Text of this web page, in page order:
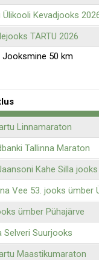
Ülikooli Kevadjooks
TARTU 2026
Jooksmine 50 km
Linnamaraton
Tallinna Maraton
Kahe Silla jooks
Vee 53. jooks ümber
ümber Pühajärve
Selveri Suurjooks
Maastikumaraton